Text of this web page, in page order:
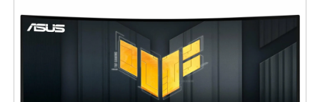
För ökad komfort under längre spelsessioner är
skärmen utrustad med
Flicker-Free-teknik
och ett särskiltGame Modesom optimerar
bilden för olika typer av spel. De inbyggda
stereohögtalarna gör dessutom att skärmen fungerar